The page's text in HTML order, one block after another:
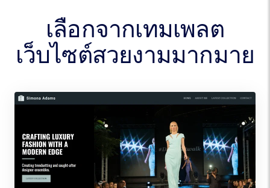
เลือกจากเทมเพลต
เว็บไซต์สวยงามมากมาย